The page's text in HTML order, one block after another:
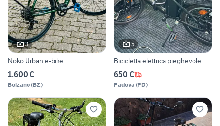
3
Noko Urban e-bike
1.600 €
Bolzano(BZ)
5
Bicicletta elettrica pieghevole
650 €
Padova (PD)